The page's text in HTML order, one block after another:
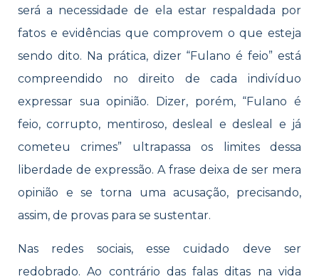
será a necessidade de ela estar respaldada por
fatos e evidências que comprovem o que esteja
sendo dito. Na prática, dizer “Fulano é feio” está
compreendido no direito de cada indivíduo
expressar sua opinião. Dizer, porém, “Fulano é
feio, corrupto, mentiroso, desleal e desleal e já
cometeu crimes” ultrapassa os limites dessa
liberdade de expressão. A frase deixa de ser mera
opinião e se torna uma acusação, precisando,
assim, de provas para se sustentar.
Nas redes sociais, esse cuidado deve ser
redobrado. Ao contrário das falas ditas na vida